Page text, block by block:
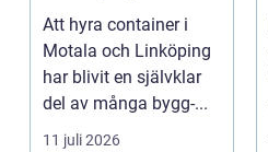
avfallshantering
för projekt i alla
storlekar
Att hyra container i
Motala och Linköping
har blivit en självklar
del av många bygg-...
11 juli 2026